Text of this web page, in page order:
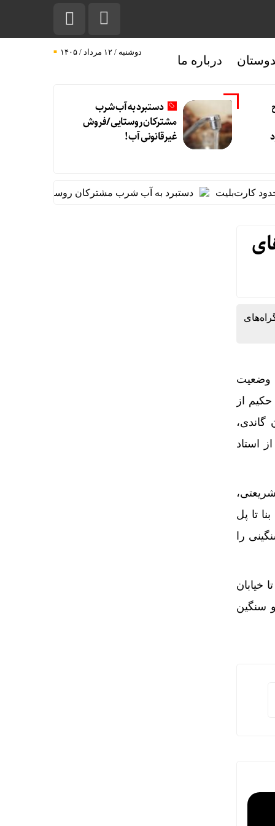
درباره ما
دوشنبه / ۱۲ مرداد / ۱۴۰۵
دستبرد به آب شرب
مشترکان روستایی/فروش
غیرقانونی آب!
کارت‌بلیت دستبرد به آب شرب مشترکان روستایی/فروش
وضعیت
از
گاندی،
استاد
تا پل
را
خیابان
و سنگین